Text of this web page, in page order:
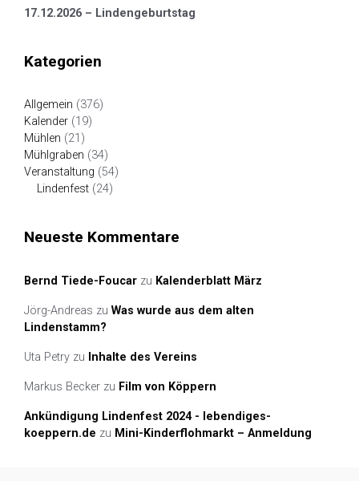
17.12.2026 – Lindengeburtstag
Kategorien
Allgemein (376)
Kalender (19)
Mühlen (21)
Mühlgraben (34)
Veranstaltung (54)
Lindenfest (24)
Neueste Kommentare
Bernd Tiede-Foucar zu Kalenderblatt März
Jörg-Andreas zu Was wurde aus dem alten
Lindenstamm?
Uta Petry zu Inhalte des Vereins
Markus Becker zu Film von Köppern
Ankündigung Lindenfest 2024 - lebendiges-
koeppern.de zu Mini-Kinderflohmarkt – Anmeldung